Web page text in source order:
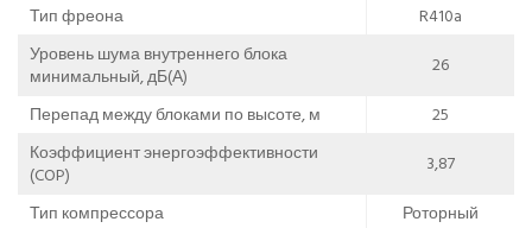
Тип фреона
R410a
Уровень шума внутреннего блока
минимальный, дБ(А)
26
Перепад между блоками по высоте, м
25
Коэффициент энергоэффективности
(COP)
3,87
Тип компрессора
Роторный